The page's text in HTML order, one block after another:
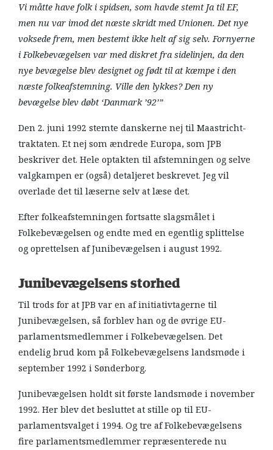
Vi måtte have folk i spidsen, som havde stemt Ja til EF,
men nu var imod det næste skridt med Unionen. Det nye
voksede frem, men bestemt ikke helt af sig selv. Fornyerne
i Folkebevægelsen var med diskret fra sidelinjen, da den
nye bevægelse blev designet og født til at kæmpe i den
næste folkeafstemning. Ville den lykkes? Den ny
bevægelse blev døbt ‘Danmark ’92’”
Den 2. juni 1992 stemte danskerne nej til Maastricht-
traktaten. Et nej som ændrede Europa, som JPB
beskriver det. Hele optakten til afstemningen og selve
valgkampen er (også) detaljeret beskrevet. Jeg vil
overlade det til læserne selv at læse det.
Efter folkeafstemningen fortsatte slagsmålet i
Folkebevægelsen og endte med en egentlig splittelse
og oprettelsen af Junibevægelsen i august 1992.
Junibevægelsens storhed
Til trods for at JPB var en af initiativtagerne til
Junibevægelsen, så forblev han og de øvrige EU-
parlamentsmedlemmer i Folkebevægelsen. Det
endelig brud kom på Folkebevægelsens landsmøde i
september 1992 i Sønderborg.
Junibevægelsen holdt sit første landsmøde i november
1992. Her blev det besluttet at stille op til EU-
parlamentsvalget i 1994. Og tre af Folkebevægelsens
fire parlamentsmedlemmer repræsenterede nu